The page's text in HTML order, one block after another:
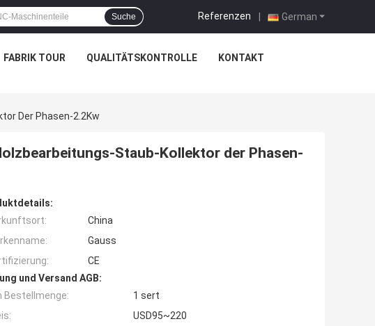
German
Referenzen |
Suche
FABRIK TOUR QUALITÄTSKONTROLLE KONTAKT
Der Phasen-2.2Kw
Staub-Kollektor der Phasen-
China
Gauss
CE
und Versand AGB:
Bestellmenge:
1 sert
USD95~220